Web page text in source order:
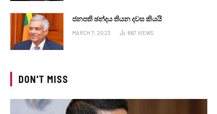
ජනපති ඡන්දය තියන දවස කියයි
MARCH 7, 2023 867 VIEWS
DON'T MISS